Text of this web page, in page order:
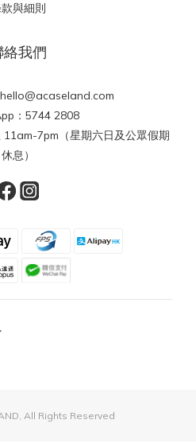
與細則
絡我們
：5744 2808
7pm（星期六日及公眾假期
休息）
All Rights Reserved